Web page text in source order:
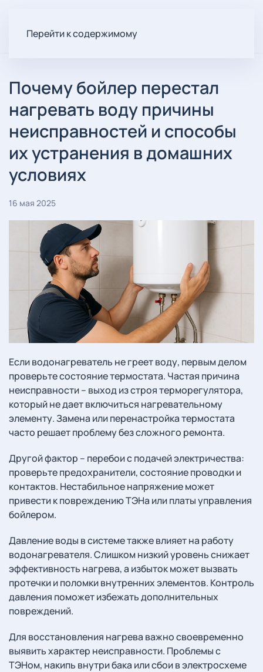
Перейти к содержимому
Почему бойлер перестал
нагревать воду причины
неисправностей и способы
их устранения в домашних
условиях
16 мая 2025
Если водонагреватель не греет воду, первым делом
проверьте состояние термостата. Частая причина
неисправности – выход из строя терморегулятора,
который не дает включиться нагревательному
элементу. Замена или перенастройка термостата
часто решает проблему без сложного ремонта.
Другой фактор – перебои с подачей электричества:
проверьте предохранители, состояние проводки и
контактов. Нестабильное напряжение может
привести к повреждению ТЭНа или платы управления
бойлером.
Давление воды в системе также влияет на работу
водонагревателя. Слишком низкий уровень снижает
эффективность нагрева, а избыток может вызвать
протечки и поломки внутренних элементов. Контроль
давления поможет избежать дополнительных
повреждений.
Для восстановления нагрева важно своевременно
выявить характер неисправности. Проблемы с
ТЭНом, накипь внутри бака или сбои в электросхеме